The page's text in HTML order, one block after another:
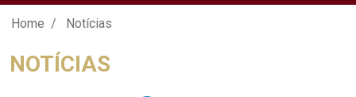
Notícias - Unicap
Home Notícias
NOTÍCIAS